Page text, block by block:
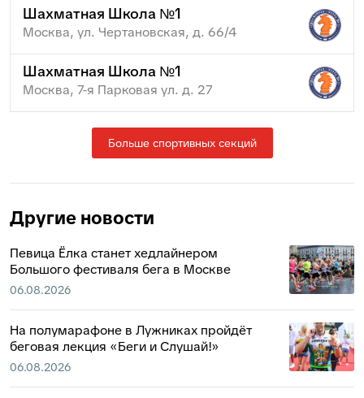
Шахматная Школа №1
Москва, ул. Чертановская, д. 66/4
Шахматная Школа №1
Москва, 7-я Парковая ул. д. 27
Больше спортивных секций
Другие новости
Певица Ёлка станет хедлайнером
Большого фестиваля бега в Москве
06.08.2026
На полумарафоне в Лужниках пройдёт
беговая лекция «Беги и Слушай!»
06.08.2026